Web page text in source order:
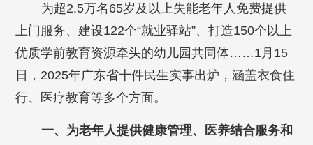
为超2.5万名65岁及以上失能老年人免费提供
上门服务、建设122个“就业驿站”、打造150个以上
优质学前教育资源牵头的幼儿园共同体……1月15
日，2025年广东省十件民生实事出炉，涵盖衣食住
行、医疗教育等多个方面。
一、为老年人提供健康管理、医养结合服务和